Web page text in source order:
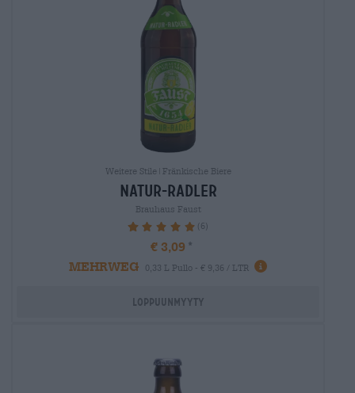
Weitere Stile|Fränkische Biere
natur-radler
Brauhaus Faust
100% (6)
€ 3,09
MEHRWEG
0,33 L Pullo - € 9,36 / LTR
Loppuunmyyty